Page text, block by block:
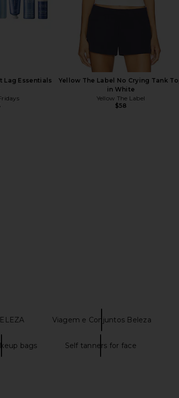
Lag Essentials
Yellow The Label No Crying Tank
in White
Yellow The Label
$58
Viagem e Conjuntos Beleza
bags Self tanners for face